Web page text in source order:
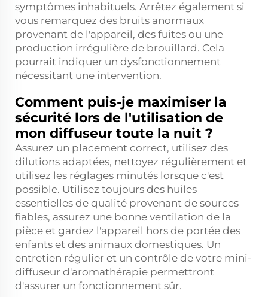
symptômes inhabituels. Arrêtez également si
vous remarquez des bruits anormaux
provenant de l'appareil, des fuites ou une
production irrégulière de brouillard. Cela
pourrait indiquer un dysfonctionnement
nécessitant une intervention.
Comment puis-je maximiser la
sécurité lors de l'utilisation de
mon diffuseur toute la nuit ?
Assurez un placement correct, utilisez des
dilutions adaptées, nettoyez régulièrement et
utilisez les réglages minutés lorsque c'est
possible. Utilisez toujours des huiles
essentielles de qualité provenant de sources
fiables, assurez une bonne ventilation de la
pièce et gardez l'appareil hors de portée des
enfants et des animaux domestiques. Un
entretien régulier et un contrôle de votre mini-
diffuseur d'aromathérapie permettront
d'assurer un fonctionnement sûr.